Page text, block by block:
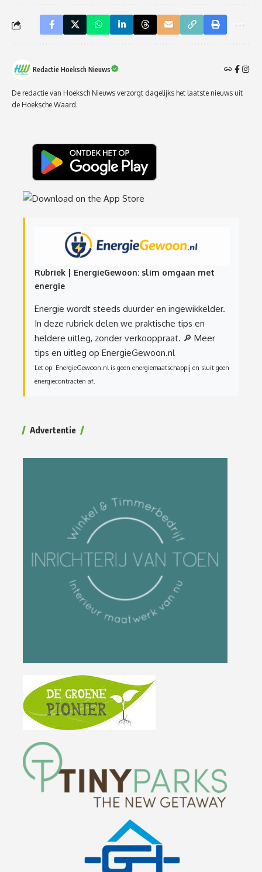
Redactie Hoeksch Nieuws
De redactie van Hoeksch Nieuws verzorgt dagelijks het laatste nieuws uit
de Hoeksche Waard.
Rubriek | EnergieGewoon: slim omgaan met
energie
Energie wordt steeds duurder en ingewikkelder.
In deze rubriek delen we praktische tips en
heldere uitleg, zonder verkooppraat. 🔎 Meer
tips en uitleg op EnergieGewoon.nl
Let op: EnergieGewoon.nl is geen energiemaatschappij en sluit geen
energiecontracten af.
Advertentie